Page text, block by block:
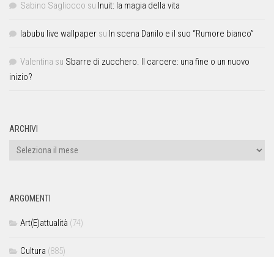
Sabino Sagliocco su Inuit: la magia della vita
labubu live wallpaper su In scena Danilo e il suo “Rumore bianco”
Valentina su Sbarre di zucchero. Il carcere: una fine o un nuovo
inizio?
ARCHIVI
ARGOMENTI
Art(E)attualità (74)
Cultura (885)